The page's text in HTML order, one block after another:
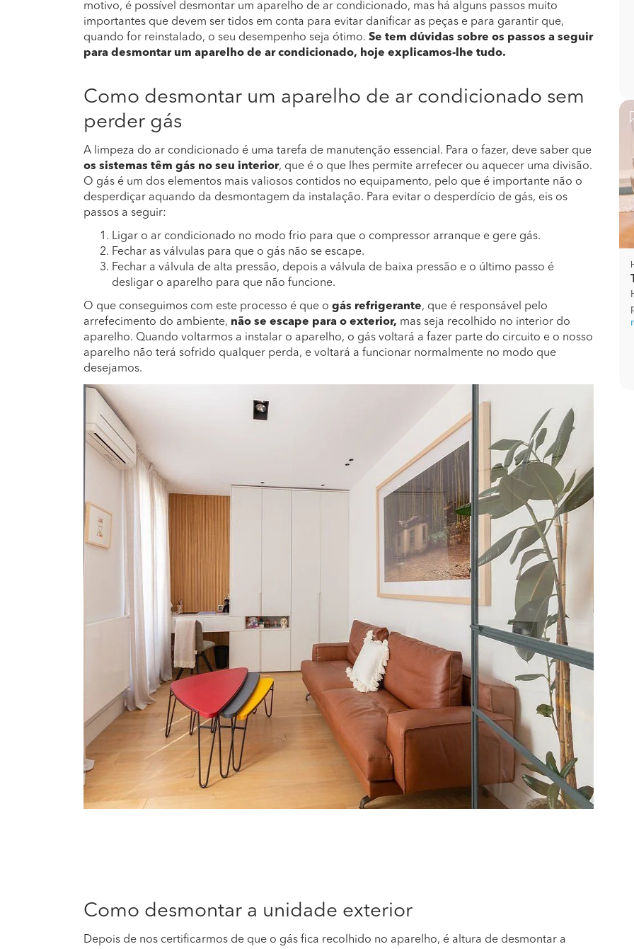
motivo, é possível desmontar um aparelho de ar condicionado, mas há alguns passos muito
importantes que devem ser tidos em conta para evitar danificar as peças e para garantir que,
quando for reinstalado, o seu desempenho seja ótimo. Se tem dúvidas sobre os passos a seguir
para desmontar um aparelho de ar condicionado, hoje explicamos-lhe tudo.
Como desmontar um aparelho de ar condicionado sem
perder gás
A limpeza do ar condicionado é uma tarefa de manutenção essencial. Para o fazer, deve saber que
os sistemas têm gás no seu interior, que é o que lhes permite arrefecer ou aquecer uma divisão.
O gás é um dos elementos mais valiosos contidos no equipamento, pelo que é importante não o
desperdiçar aquando da desmontagem da instalação. Para evitar o desperdício de gás, eis os
passos a seguir:
Ligar o ar condicionado no modo frio para que o compressor arranque e gere gás.
Fechar as válvulas para que o gás não se escape.
Fechar a válvula de alta pressão, depois a válvula de baixa pressão e o último passo é
desligar o aparelho para que não funcione.
O que conseguimos com este processo é que o gás refrigerante, que é responsável pelo
arrefecimento do ambiente, não se escape para o exterior, mas seja recolhido no interior do
aparelho. Quando voltarmos a instalar o aparelho, o gás voltará a fazer parte do circuito e o nosso
aparelho não terá sofrido qualquer perda, e voltará a funcionar normalmente no modo que
desejamos.
Como desmontar a unidade exterior
Depois de nos certificarmos de que o gás fica recolhido no aparelho, é altura de desmontar a